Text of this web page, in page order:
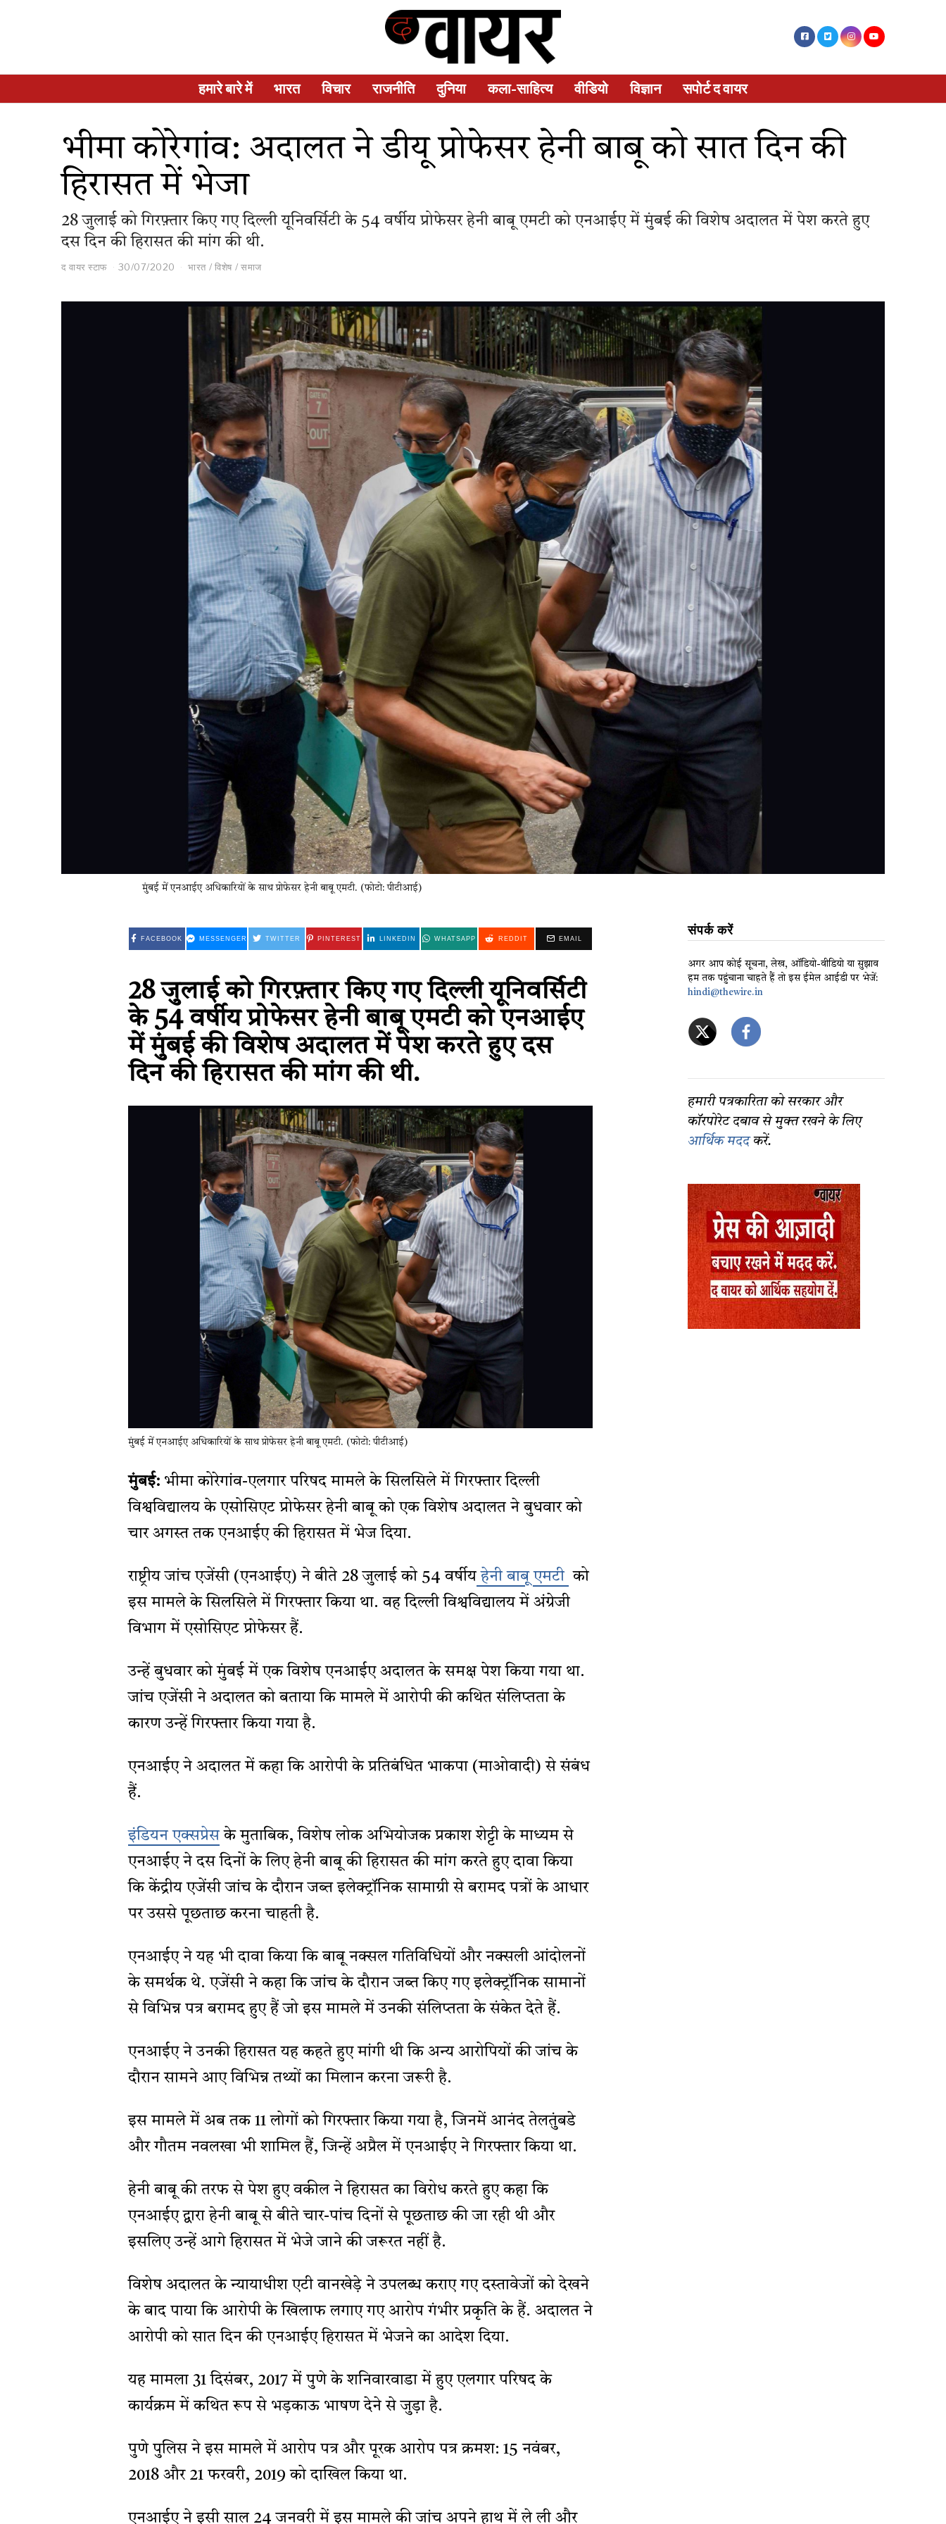
हमारे बारे में भारत विचार राजनीति दुनिया कला-साहित्य वीडियो विज्ञान सपोर्ट द वायर
भीमा कोरेगांव: अदालत ने डीयू प्रोफेसर हेनी बाबू को सात दिन की
हिरासत में भेजा
28 जुलाई को गिरफ़्तार किए गए दिल्ली यूनिवर्सिटी के 54 वर्षीय प्रोफेसर हेनी बाबू एमटी को एनआईए में मुंबई की विशेष अदालत में पेश करते हुए
दस दिन की हिरासत की मांग की थी.
द वायर स्टाफ 30/07/2020 भारत / विशेष / समाज
मुंबई में एनआईए अधिकारियों के साथ प्रोफेसर हेनी बाबू एमटी. (फोटो: पीटीआई)
FACEBOOK MESSENGER TWITTER PINTEREST LINKEDIN WHATSAPP REDDIT EMAIL
28 जुलाई को गिरफ़्तार किए गए दिल्ली यूनिवर्सिटी
के 54 वर्षीय प्रोफेसर हेनी बाबू एमटी को एनआईए
में मुंबई की विशेष अदालत में पेश करते हुए दस
दिन की हिरासत की मांग की थी.
मुंबई में एनआईए अधिकारियों के साथ प्रोफेसर हेनी बाबू एमटी. (फोटो: पीटीआई)
मुंबई: भीमा कोरेगांव-एलगार परिषद मामले के सिलसिले में गिरफ्तार दिल्ली
विश्वविद्यालय के एसोसिएट प्रोफेसर हेनी बाबू को एक विशेष अदालत ने बुधवार को
चार अगस्त तक एनआईए की हिरासत में भेज दिया.
राष्ट्रीय जांच एजेंसी (एनआईए) ने बीते 28 जुलाई को 54 वर्षीयहेनी बाबू एमटी को
इस मामले के सिलसिले में गिरफ्तार किया था. वह दिल्ली विश्वविद्यालय में अंग्रेजी
विभाग में एसोसिएट प्रोफेसर हैं.
उन्हें बुधवार को मुंबई में एक विशेष एनआईए अदालत के समक्ष पेश किया गया था.
जांच एजेंसी ने अदालत को बताया कि मामले में आरोपी की कथित संलिप्तता के
कारण उन्हें गिरफ्तार किया गया है.
एनआईए ने अदालत में कहा कि आरोपी के प्रतिबंधित भाकपा (माओवादी) से संबंध
हैं.
इंडियन एक्सप्रेसके मुताबिक, विशेष लोक अभियोजक प्रकाश शेट्टी के माध्यम से
एनआईए ने दस दिनों के लिए हेनी बाबू की हिरासत की मांग करते हुए दावा किया
कि केंद्रीय एजेंसी जांच के दौरान जब्त इलेक्ट्रॉनिक सामाग्री से बरामद पत्रों के आधार
पर उससे पूछताछ करना चाहती है.
एनआईए ने यह भी दावा किया कि बाबू नक्सल गतिविधियों और नक्सली आंदोलनों
के समर्थक थे. एजेंसी ने कहा कि जांच के दौरान जब्त किए गए इलेक्ट्रॉनिक सामानों
से विभिन्न पत्र बरामद हुए हैं जो इस मामले में उनकी संलिप्तता के संकेत देते हैं.
एनआईए ने उनकी हिरासत यह कहते हुए मांगी थी कि अन्य आरोपियों की जांच के
दौरान सामने आए विभिन्न तथ्यों का मिलान करना जरूरी है.
इस मामले में अब तक 11 लोगों को गिरफ्तार किया गया है, जिनमें आनंद तेलतुंबडे
और गौतम नवलखा भी शामिल हैं, जिन्हें अप्रैल में एनआईए ने गिरफ्तार किया था.
हेनी बाबू की तरफ से पेश हुए वकील ने हिरासत का विरोध करते हुए कहा कि
एनआईए द्वारा हेनी बाबू से बीते चार-पांच दिनों से पूछताछ की जा रही थी और
इसलिए उन्हें आगे हिरासत में भेजे जाने की जरूरत नहीं है.
विशेष अदालत के न्यायाधीश एटी वानखेड़े ने उपलब्ध कराए गए दस्तावेजों को देखने
के बाद पाया कि आरोपी के खिलाफ लगाए गए आरोप गंभीर प्रकृति के हैं. अदालत ने
आरोपी को सात दिन की एनआईए हिरासत में भेजने का आदेश दिया.
यह मामला 31 दिसंबर, 2017 में पुणे के शनिवारवाडा में हुए एलगार परिषद के
कार्यक्रम में कथित रूप से भड़काऊ भाषण देने से जुड़ा है.
पुणे पुलिस ने इस मामले में आरोप पत्र और पूरक आरोप पत्र क्रमश: 15 नवंबर,
2018 और 21 फरवरी, 2019 को दाखिल किया था.
एनआईए ने इसी साल 24 जनवरी में इस मामले की जांच अपने हाथ में ले ली और
संपर्क करें
अगर आप कोई सूचना, लेख, ऑडियो-वीडियो या सुझाव
हम तक पहुंचाना चाहते हैं तो इस ईमेल आईडी पर भेजें:
hindi@thewire.in
हमारी पत्रकारिता को सरकार और
कॉरपोरेट दबाव से मुक्त रखने के लिए
आर्थिक मददकरें.